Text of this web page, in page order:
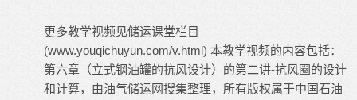
更多教学视频见储运课堂栏目
(www.youqichuyun.com/v.html) 本教学视频的内容包括：
第六章（立式钢油罐的抗风设计）的第二讲-抗风圈的设计
和计算，由油气储运网搜集整理，所有版权属于中国石油